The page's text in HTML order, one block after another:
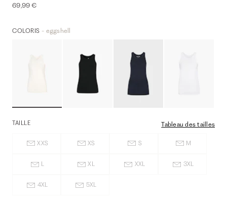
69,99 €
COLORIS - eggshell
TAILLE Tableau des tailles
XXS XS S M
L XL XXL 3XL
4XL 5XL